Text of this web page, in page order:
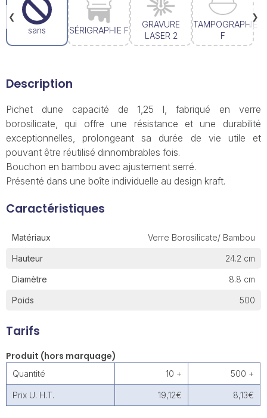
sans SÉRIGRAPHIE F
GRAVURE
LASER 2
TAMPOGRAPHIE
F
❯
❮
Description
Pichet dune capacité de 1,25 l, fabriqué en verre
borosilicate, qui offre une résistance et une durabilité
exceptionnelles, prolongeant sa durée de vie utile et
pouvant être réutilisé dinnombrables fois.
Bouchon en bambou avec ajustement serré.
Présenté dans une boîte individuelle au design kraft.
Caractéristiques
Matériaux Verre Borosilicate/ Bambou
Hauteur 24.2 cm
Diamètre 8.8 cm
Poids 500
Tarifs
Produit (hors marquage)
Quantité 10 + 500 +
Prix U. H.T. 19,12€ 8,13€